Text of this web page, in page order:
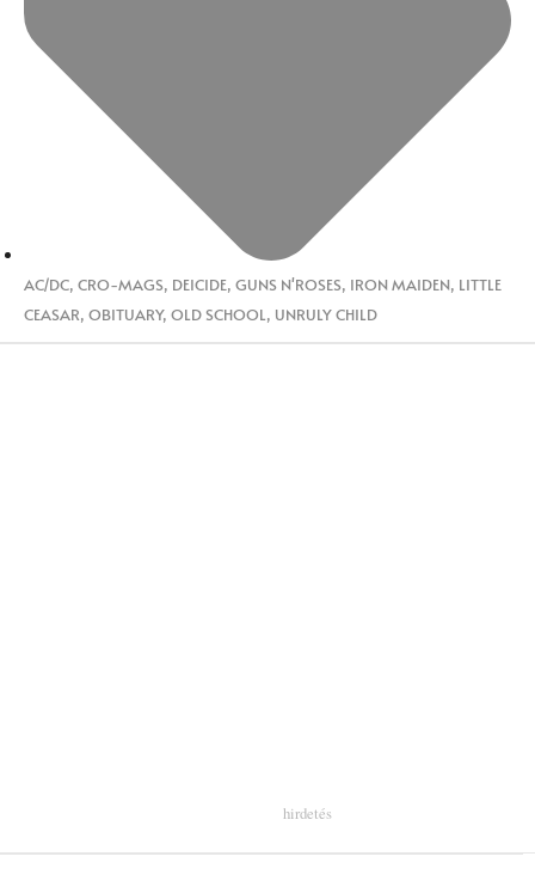
AC/DC, CRO-MAGS, DEICIDE, GUNS N'ROSES, IRON MAIDEN, LITTLE
CEASAR, OBITUARY, OLD SCHOOL, UNRULY CHILD